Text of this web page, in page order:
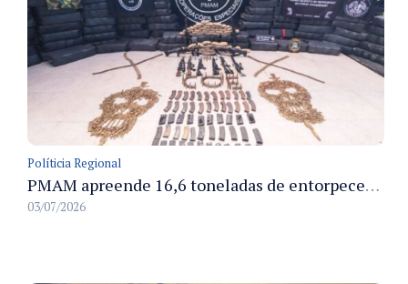
Políticia Regional
PMAM apreende 16,6 toneladas de entorpecentes e registra aumento nas prisões em flagrante e nas capturas de foragidos no primeiro semestre de 2026
03/07/2026